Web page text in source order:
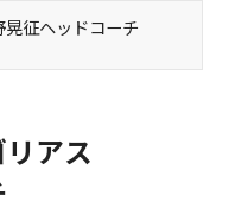
征ヘッドコーチ
アス